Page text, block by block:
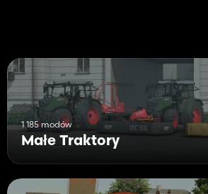
1 185 modów
Małe Traktory